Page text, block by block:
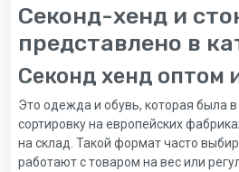
Секонд-хенд и
представлено в
Секонд хенд оптом
Это одежда и обувь, которая была
сортировку на европейских
на склад. Такой формат часто
работают с товаром на вес или